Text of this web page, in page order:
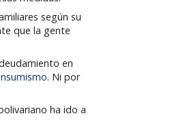
según su
que la gente
en
. Ni por
ha ido a